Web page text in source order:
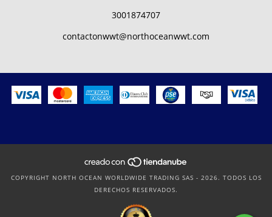
3001874707
contactonwwt@northoceanwwt.com
COPYRIGHT NORTH OCEAN WORLDWIDE TRADING SAS - 2026. TODOS LOS
DERECHOS RESERVADOS.